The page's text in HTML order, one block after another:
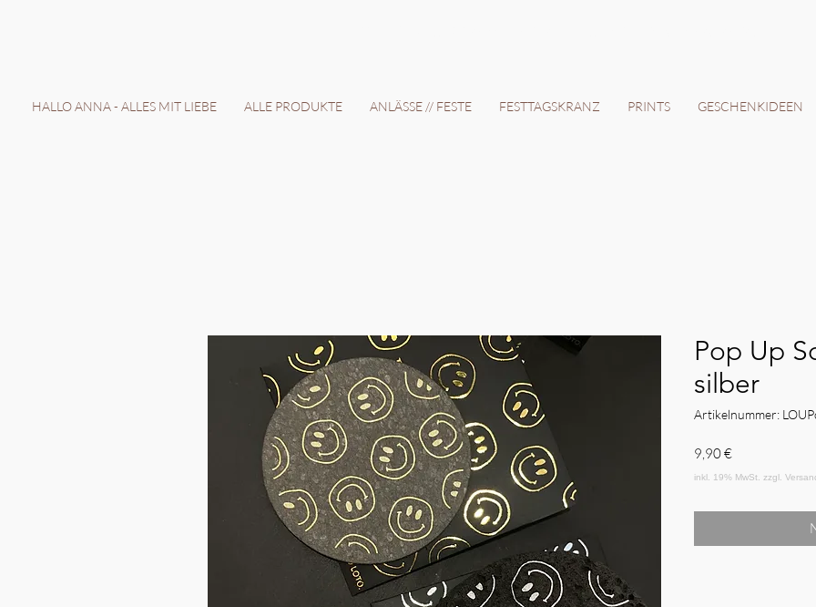
HALLO ANNA - ALLES MIT LIEBE ALLE PRODUKTE ANLÄSSE // FESTE FESTTAGSKRANZ PRINTS GESCHENKIDEEN
Pop Up
silber
Artikelnummer:
9,90 €Preis